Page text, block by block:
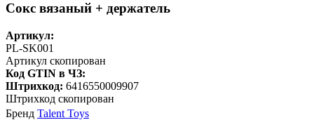
Сокс вязаный + держатель
Артикул:
PL-SK001
Артикул скопирован
Код GTIN в ЧЗ:
Штрихкод: 6416550009907
Штрихкод скопирован
Бренд Talent Toys